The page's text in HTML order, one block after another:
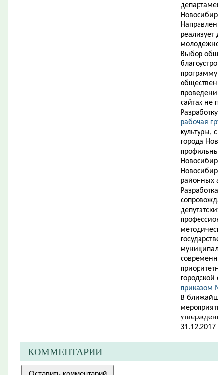
реализует
Выбор
программу
сайтах не
рабочая
культуры,
города
районных
приказом
В
31.12.2017
КОММЕНТАРИИ